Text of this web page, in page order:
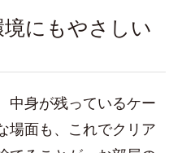
にもやさしい
中身が残っているケー
場面も、これでクリア